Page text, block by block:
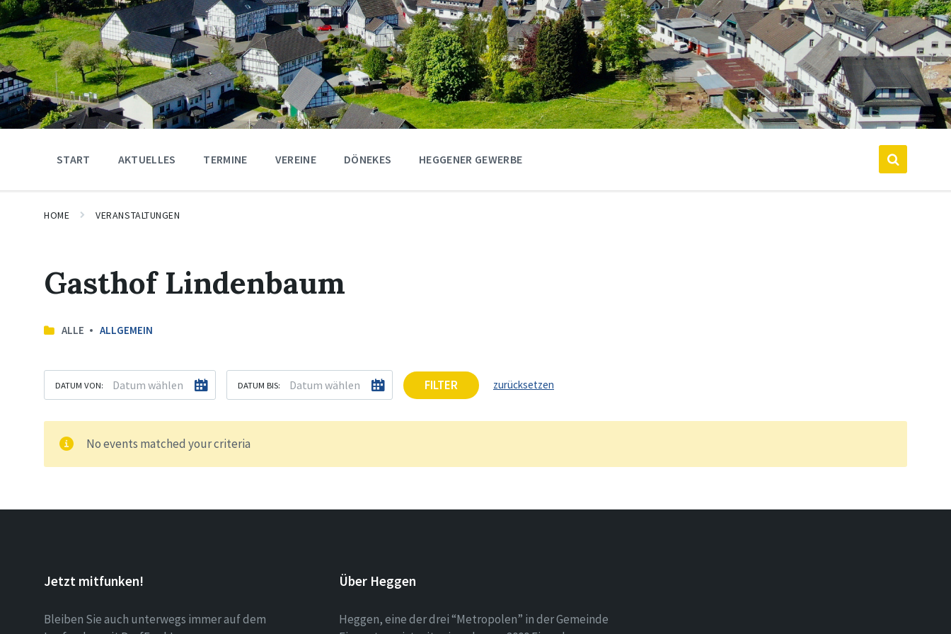
START AKTUELLES TERMINE VEREINE DÖNEKES HEGGENER GEWERBE
HOME VERANSTALTUNGEN
Gasthof Lindenbaum
ALLE ALLGEMEIN
DATUM VON: DATUM BIS: FILTER zurücksetzen
No events matched your criteria
Jetzt mitfunken!
Bleiben Sie auch unterwegs immer auf dem
Über Heggen
Heggen, eine der drei “Metropolen” in der Gemeinde